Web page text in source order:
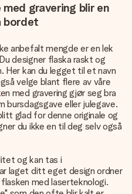
gravering blir en
bordet
anbefalt mengde er en lek
designer flaska raskt og
Her kan du legget til et navn
velge blant flere av våre
med gravering gjør seg bra
bursdagsgave eller julegave.
glad for denne originale og
du ikke en til deg selv også
og kan tas i
laget ditt eget design ordner
med laserteknologi.